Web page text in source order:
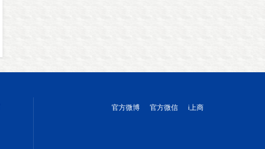
i上商
官方微信
官方微博